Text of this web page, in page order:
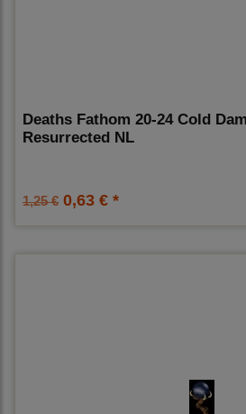
Deaths Fathom 20-24 Cold
Resurrected NL
1,25 € 0,63 € *